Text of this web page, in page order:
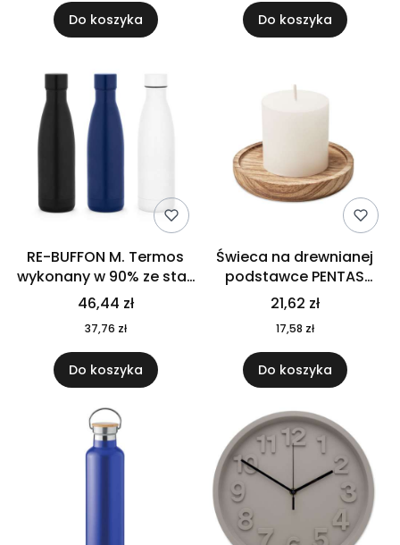
Do koszyka Do koszyka
RE-BUFFON M. Termos
wykonany w 90% ze stali
nierdzewnej
pochodzącej z
recyklingu 520 ml 94294
46,44 zł
37,76 zł
Do koszyka
Świeca na drewnianej
podstawce PENTAS
MO6282-40
21,62 zł
17,58 zł
Do koszyka